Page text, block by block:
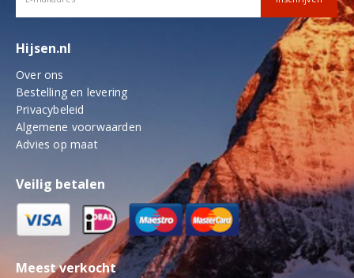
Hijsen.nl
Over ons
Bestelling en levering
Privacybeleid
Algemene voorwaarden
Advies op maat
Veilig betalen
Meest verkocht